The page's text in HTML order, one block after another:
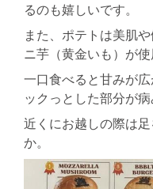
るのも嬉しいです。
また、ポテトは美肌
ニ芋（黄金いも）が使
一口食べると甘みが
ックっとした部分が病
近くにお越しの際は
か。